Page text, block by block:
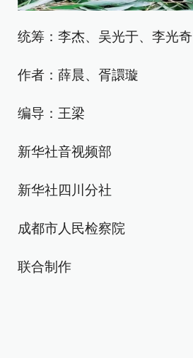
统筹：李杰、吴光于、李光奇
作者：薛晨、胥譞璇
编导：王梁
新华社音视频部
新华社四川分社
成都市人民检察院
联合制作